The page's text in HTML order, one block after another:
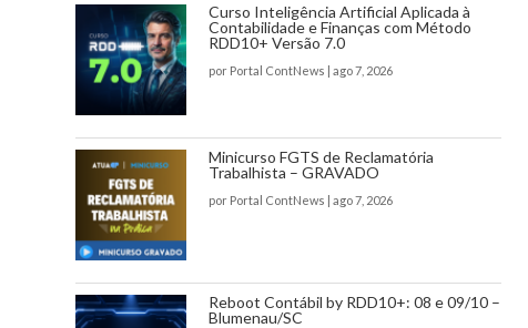
Curso Inteligência Artificial Aplicada à
Contabilidade e Finanças com Método
RDD10+ Versão 7.0
por Portal ContNews | ago 7, 2026
Minicurso FGTS de Reclamatória
Trabalhista – GRAVADO
por Portal ContNews | ago 7, 2026
Reboot Contábil by RDD10+: 08 e 09/10 –
Blumenau/SC